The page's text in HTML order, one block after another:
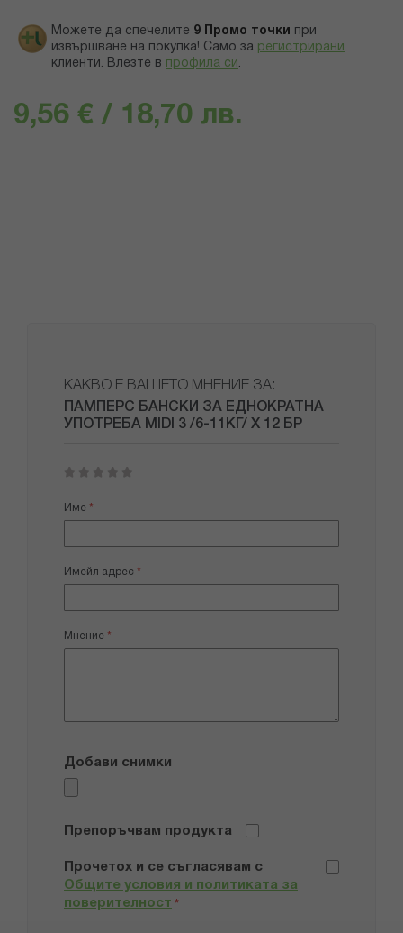
Можете да спечелите 9 Промо точки
при
извършване на покупка! Само за регистрирани
клиенти. Влезте в профила си .
9,56 € / 18,70 лв.
КАКВО Е ВАШЕТО МНЕНИЕ ЗА:
ПАМПЕРС БАНСКИ ЗА ЕДНОКРАТНА
УПОТРЕБА MIDI 3 /6-11КГ/ Х 12 БР
star
stars
stars
stars
stars
Име
Имейл адрес
Мнение
Добави снимки
Препоръчвам продукта
Прочетох и се съгласявам с
Общите условия и политиката за
поверителност *